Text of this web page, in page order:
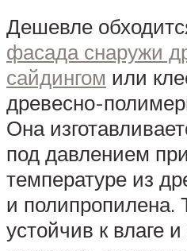
Дешевле
фасада снаружи
сайдингом или
древесно-
Она
под давлением
температуре из
и полипропилена.
устойчив к влаге